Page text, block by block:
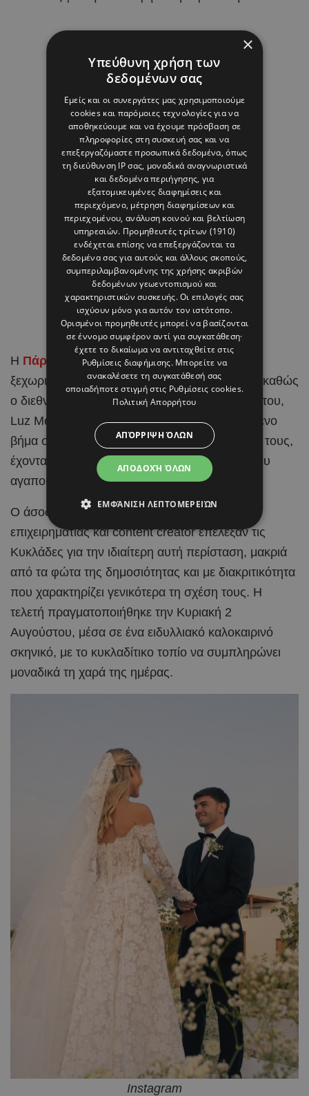
Margarita Psichi
Η Πάρος
έγινε το σκηνικό για μια από τις πιο
ξεχωριστές στιγμές στη ζωή του Brahim Díaz, καθώς
ο διεθνής
ποδοσφαιριστήςκαι η αγαπημένη του,
Luz Méndez, αποφάσισαν να κάνουν το επόμενο
βήμα στη σχέση τους και να ενώσουν τις ζωές τους,
έχοντας στο πλευρό τους τους ανθρώπους που
αγαπούν.
Ο άσος της Real Madrid και η Ισπανίδα
επιχειρηματίας και content creator επέλεξαν τις
Κυκλάδες για την ιδιαίτερη αυτή περίσταση, μακριά
από τα φώτα της δημοσιότητας και με διακριτικότητα
που χαρακτηρίζει γενικότερα τη σχέση τους. Η
τελετή πραγματοποιήθηκε την Κυριακή 2
Αυγούστου, μέσα σε ένα ειδυλλιακό καλοκαιρινό
σκηνικό, με το κυκλαδίτικο τοπίο να συμπληρώνει
μοναδικά τη χαρά της ημέρας.
Instagram
×
Υπεύθυνη χρήση των
δεδομένων σας
Εμείς και οι συνεργάτες μας χρησιμοποιούμε
cookies και παρόμοιες τεχνολογίες για να
αποθηκεύουμε και να έχουμε πρόσβαση σε
πληροφορίες στη συσκευή σας και να
επεξεργαζόμαστε προσωπικά δεδομένα, όπως
τη διεύθυνση IP σας, μοναδικά αναγνωριστικά
και δεδομένα περιήγησης, για
εξατομικευμένες διαφημίσεις και
περιεχόμενο, μέτρηση διαφημίσεων και
περιεχομένου, ανάλυση κοινού και βελτίωση
υπηρεσιών. Προμηθευτές τρίτων (1910)
ενδέχεται επίσης να επεξεργάζονται τα
δεδομένα σας για αυτούς και άλλους σκοπούς,
συμπεριλαμβανομένης της χρήσης ακριβών
δεδομένων γεωεντοπισμού και
χαρακτηριστικών συσκευής. Οι επιλογές σας
ισχύουν μόνο για αυτόν τον ιστότοπο.
Ορισμένοι προμηθευτές μπορεί να βασίζονται
σε έννομο συμφέρον αντί για συγκατάθεση·
έχετε το δικαίωμα να αντιταχθείτε στις
Ρυθμίσεις διαφήμισης. Μπορείτε να
ανακαλέσετε τη συγκατάθεσή σας
οποιαδήποτε στιγμή στις Ρυθμίσεις cookies.
Πολιτική Απορρήτου
ΑΠΟΔΟΧΉ ΌΛΩΝ
ΑΠΌΡΡΙΨΗ ΌΛΩΝ
ΕΜΦΆΝΙΣΗ ΛΕΠΤΟΜΕΡΕΙΏΝ